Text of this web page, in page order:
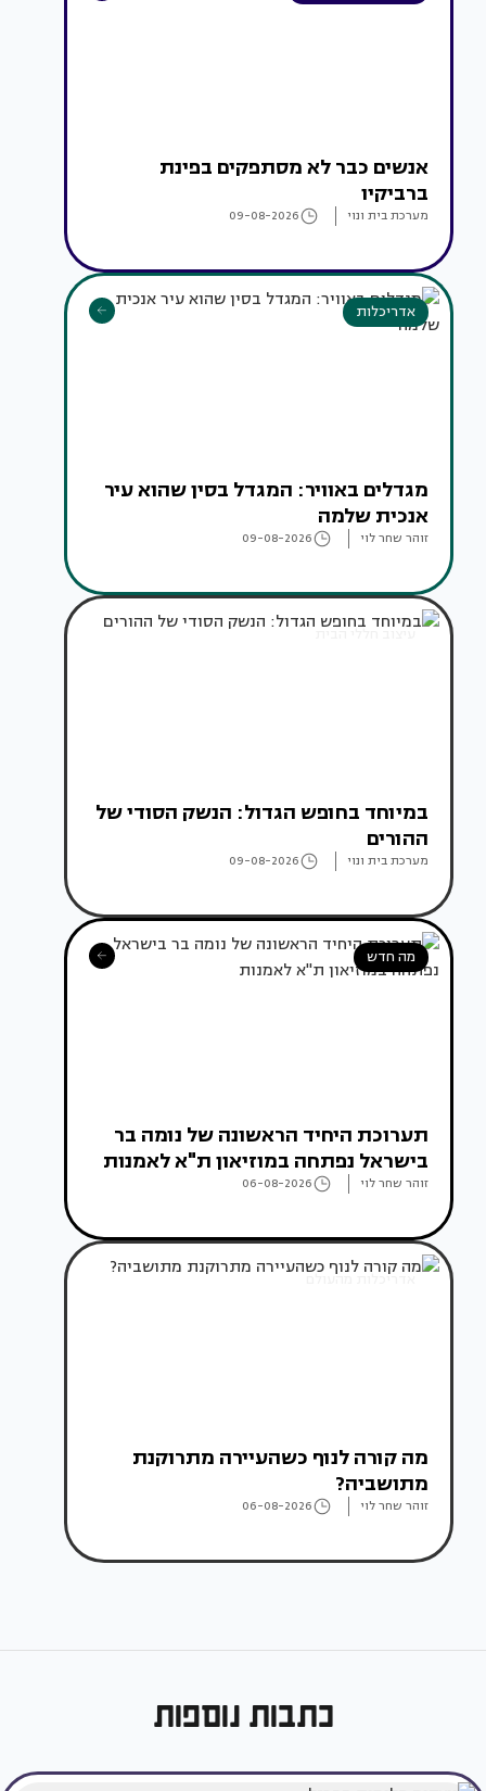
אנשים כבר לא מסתפקים בפינת
ברביקיו
מערכת בית ונוי 09-08-2026
אדריכלות
מגדלים באוויר: המגדל בסין שהוא עיר
אנכית שלמה
זוהר שחר לוי 09-08-2026
במיוחד בחופש הגדול: הנשק הסודי של
ההורים
מערכת בית ונוי 09-08-2026
מה חדש
תערוכת היחיד הראשונה של נומה בר
בישראל נפתחה במוזיאון ת"א לאמנות
זוהר שחר לוי 06-08-2026
אדריכלות מהעולם
מה קורה לנוף כשהעיירה מתרוקנת
מתושביה?
זוהר שחר לוי 06-08-2026
כתבות נוספות